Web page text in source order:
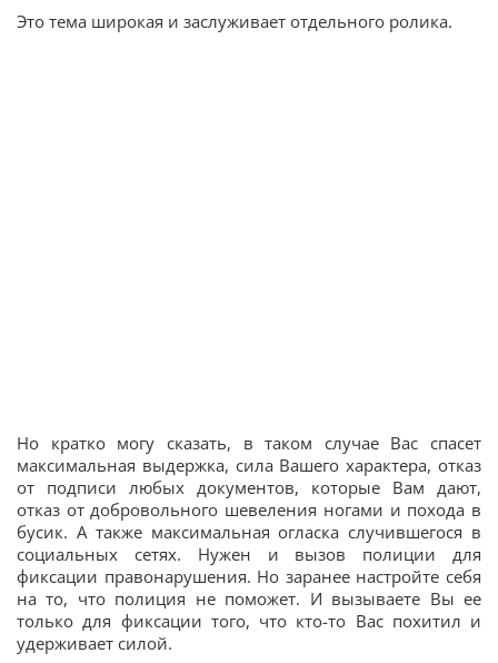
Это тема широкая и заслуживает отдельного ролика.
Но кратко могу сказать, в таком случае Вас спасет
максимальная выдержка, сила Вашего характера, отказ
от подписи любых документов, которые Вам дают,
отказ от добровольного шевеления ногами и похода в
бусик. А также максимальная огласка случившегося в
социальных сетях. Нужен и вызов полиции для
фиксации правонарушения. Но заранее настройте себя
на то, что полиция не поможет. И вызываете Вы ее
только для фиксации того, что кто-то Вас похитил и
удерживает силой.